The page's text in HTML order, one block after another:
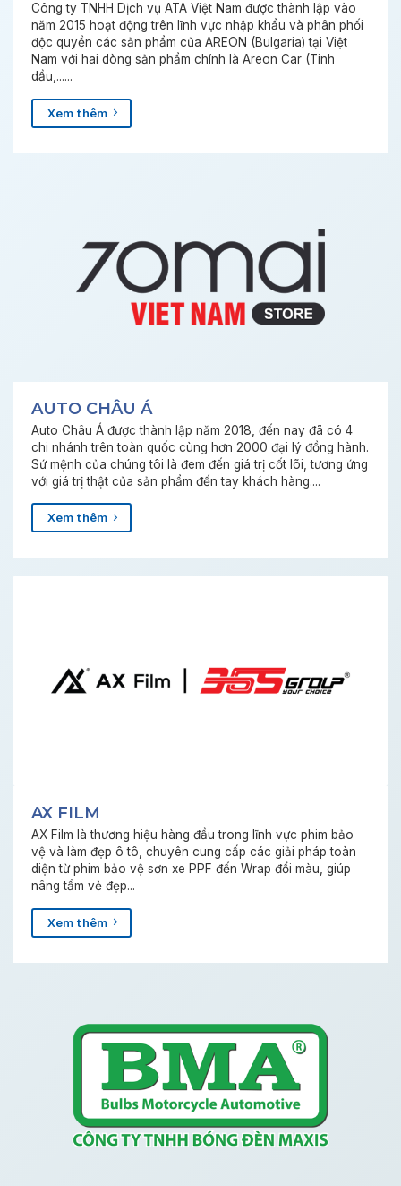
Công ty TNHH Dịch vụ ATA Việt Nam được thành lập vào
năm 2015 hoạt động trên lĩnh vực nhập khẩu và phân phối
độc quyền các sản phẩm của AREON (Bulgaria) tại Việt
Nam với hai dòng sản phẩm chính là Areon Car (Tinh
dầu,......
Xem thêm
AUTO CHÂU Á
Auto Châu Á được thành lập năm 2018, đến nay đã có 4
chi nhánh trên toàn quốc cùng hơn 2000 đại lý đồng hành.
Sứ mệnh của chúng tôi là đem đến giá trị cốt lõi, tương ứng
với giá trị thật của sản phẩm đến tay khách hàng....
Xem thêm
AX FILM
AX Film là thương hiệu hàng đầu trong lĩnh vực phim bảo
vệ và làm đẹp ô tô, chuyên cung cấp các giải pháp toàn
diện từ phim bảo vệ sơn xe PPF đến Wrap đổi màu, giúp
nâng tầm vẻ đẹp...
Xem thêm